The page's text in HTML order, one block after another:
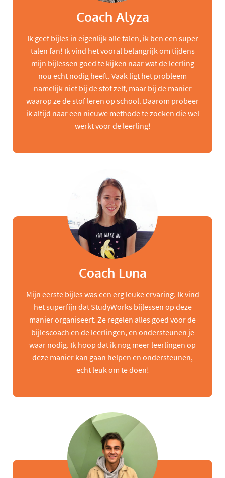
Coach Alyza
Ik geef bijles in eigenlijk alle talen, ik ben een super
talen fan! Ik vind het vooral belangrijk om tijdens
mijn bijlessen goed te kijken naar wat de leerling
nou echt nodig heeft. Vaak ligt het probleem
namelijk niet bij de stof zelf, maar bij de manier
waarop ze de stof leren op school. Daarom probeer
ik altijd naar een nieuwe methode te zoeken die wel
werkt voor de leerling!
Coach Luna
Mijn eerste bijles was een erg leuke ervaring. Ik vind
het superfijn dat StudyWorks bijlessen op deze
manier organiseert. Ze regelen alles goed voor de
bijlescoach en de leerlingen, en ondersteunen je
waar nodig. Ik hoop dat ik nog meer leerlingen op
deze manier kan gaan helpen en ondersteunen,
echt leuk om te doen!